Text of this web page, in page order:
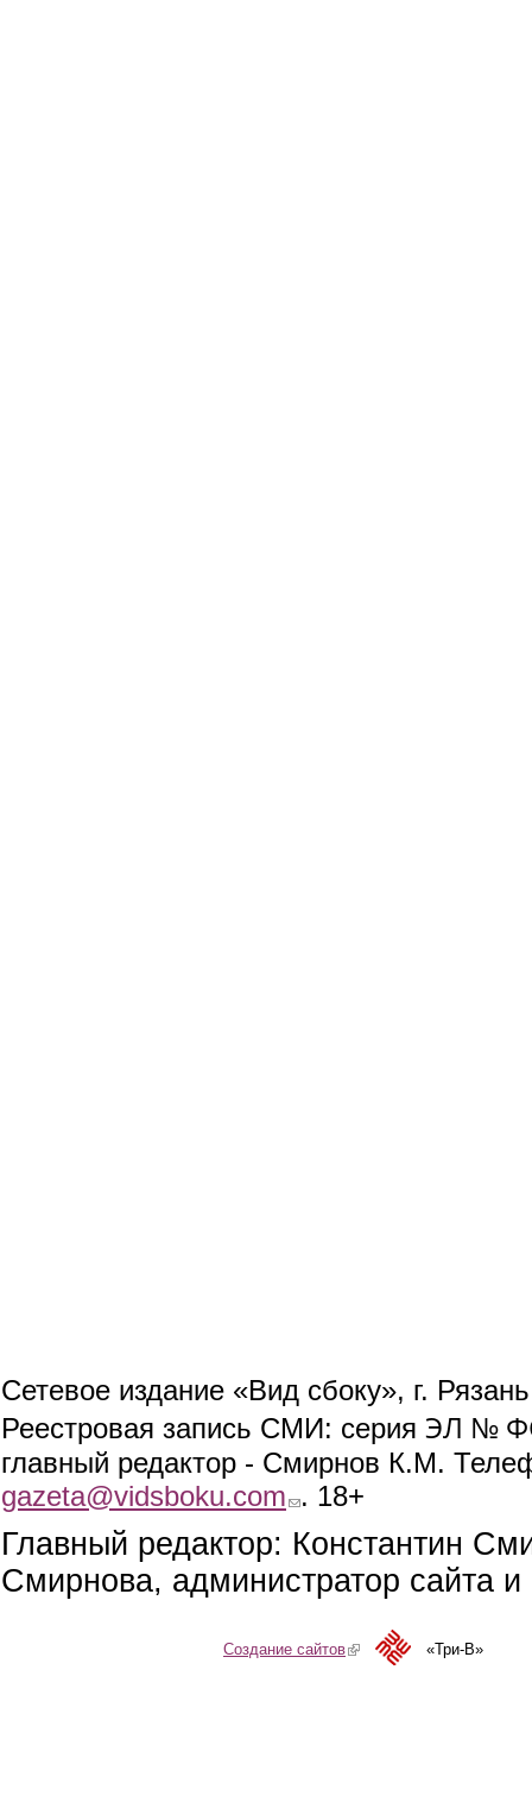
Сетевое издание «Вид сбоку», г.
Реестровая запись СМИ: серия ЭЛ №
главный редактор - Смирнов К.М.
gazeta@vidsboku.com (link sends e-mail)
. 18+
Главный редактор: Константин
Смирнова, администратор сайта
Создание сайтов(link is external)«Три-В»